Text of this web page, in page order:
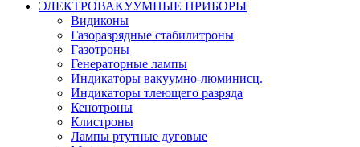
ЭЛЕКТРОВАКУУМНЫЕ ПРИБОРЫ
Видиконы
Газоразрядные стабилитроны
Газотроны
Генераторные лампы
Индикаторы вакуумно-люминисц.
Индикаторы тлеющего разряда
Кенотроны
Клистроны
Лампы ртутные дуговые